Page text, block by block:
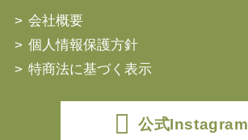
会社概要
個人情報保護方針
特商法に基づく表示
公式Instagram